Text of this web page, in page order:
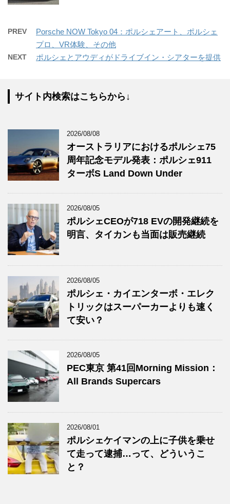
PREV
Porsche NOW Tokyo 04：ポルシェアート、ポルシェ
プロ、VR体験、その他
NEXT ポルシェとアウディがドライブイン・シアターを提供
サイト内検索はこちらから↓
2026/08/08
オーストラリアにおけるポルシェ75
周年記念モデル発表：ポルシェ911
ターボS Land Down Under
2026/08/05
ポルシェCEOが718 EVの開発継続を
明言、タイカンも当面は販売継続
2026/08/05
ポルシェ・カイエンターボ・エレク
トリックはスーパーカーよりも速く
て安い？
2026/08/05
PEC東京 第41回Morning Mission：
All Brands Supercars
2026/08/01
ポルシェケイマンの上に子供を乗せ
て走って逮捕…って、どういうこ
と？